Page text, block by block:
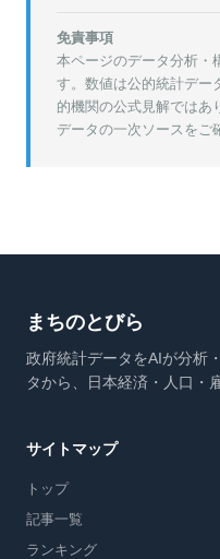
免責事項
本ページのデータ分析・
す。数値は公的統計デー
的機関の公式見解ではあ
データの一次ソースをご
まちのとびら
政府統計データをAIが分析
タから、日本経済・人口・
サイトマップ
トップ
記事一覧
ランキング